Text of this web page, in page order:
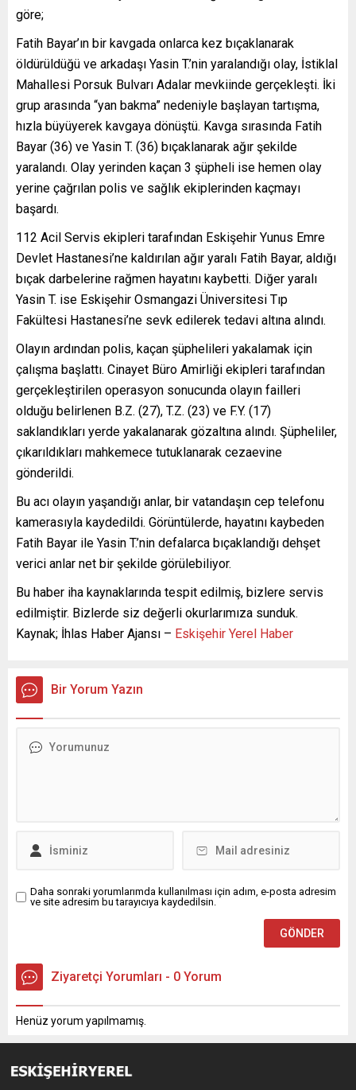
göre;
Fatih Bayar’ın bir kavgada onlarca kez bıçaklanarak
öldürüldüğü ve arkadaşı Yasin T.’nin yaralandığı olay, İstiklal
Mahallesi Porsuk Bulvarı Adalar mevkiinde gerçekleşti. İki
grup arasında “yan bakma” nedeniyle başlayan tartışma,
hızla büyüyerek kavgaya dönüştü. Kavga sırasında Fatih
Bayar (36) ve Yasin T. (36) bıçaklanarak ağır şekilde
yaralandı. Olay yerinden kaçan 3 şüpheli ise hemen olay
yerine çağrılan polis ve sağlık ekiplerinden kaçmayı
başardı.
112 Acil Servis ekipleri tarafından Eskişehir Yunus Emre
Devlet Hastanesi’ne kaldırılan ağır yaralı Fatih Bayar, aldığı
bıçak darbelerine rağmen hayatını kaybetti. Diğer yaralı
Yasin T. ise Eskişehir Osmangazi Üniversitesi Tıp
Fakültesi Hastanesi’ne sevk edilerek tedavi altına alındı.
Olayın ardından polis, kaçan şüphelileri yakalamak için
çalışma başlattı. Cinayet Büro Amirliği ekipleri tarafından
gerçekleştirilen operasyon sonucunda olayın failleri
olduğu belirlenen B.Z. (27), T.Z. (23) ve F.Y. (17)
saklandıkları yerde yakalanarak gözaltına alındı. Şüpheliler,
çıkarıldıkları mahkemece tutuklanarak cezaevine
gönderildi.
Bu acı olayın yaşandığı anlar, bir vatandaşın cep telefonu
kamerasıyla kaydedildi. Görüntülerde, hayatını kaybeden
Fatih Bayar ile Yasin T.’nin defalarca bıçaklandığı dehşet
verici anlar net bir şekilde görülebiliyor.
Bu haber iha kaynaklarında tespit edilmiş, bizlere servis
edilmiştir. Bizlerde siz değerli okurlarımıza sunduk.
Kaynak; İhlas Haber Ajansı – Eskişehir Yerel Haber
Bir Yorum Yazın
Daha sonraki yorumlarımda kullanılması için adım, e-posta adresim
ve site adresim bu tarayıcıya kaydedilsin.
Ziyaretçi Yorumları - 0 Yorum
Henüz yorum yapılmamış.